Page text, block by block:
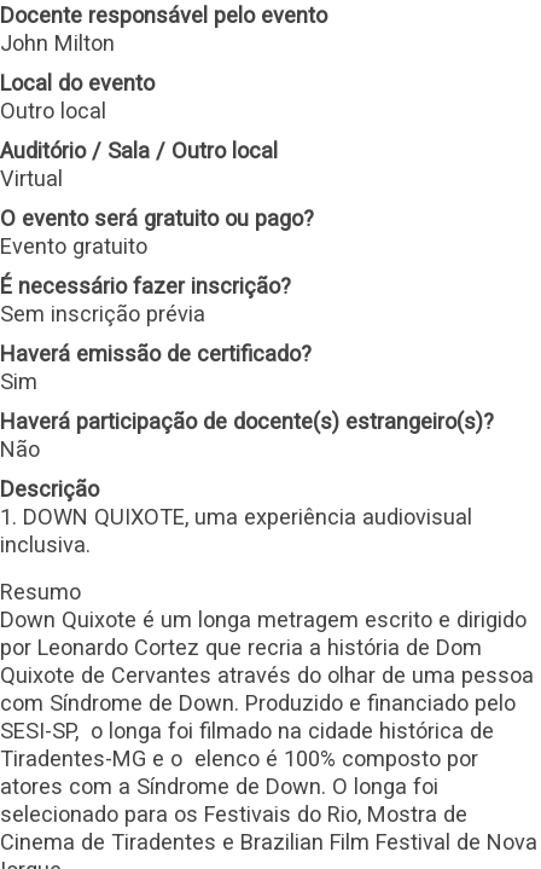
Docente responsável pelo evento
John Milton
Local do evento
Outro local
Auditório / Sala / Outro local
Virtual
O evento será gratuito ou pago?
Evento gratuito
É necessário fazer inscrição?
Sem inscrição prévia
Haverá emissão de certificado?
Sim
Haverá participação de docente(s) estrangeiro(s)?
Não
Descrição
1. DOWN QUIXOTE, uma experiência audiovisual
inclusiva.
Resumo
Down Quixote é um longa metragem escrito e dirigido
por Leonardo Cortez que recria a história de Dom
Quixote de Cervantes através do olhar de uma pessoa
com Síndrome de Down. Produzido e financiado pelo
SESI-SP, o longa foi filmado na cidade histórica de
Tiradentes-MG e o elenco é 100% composto por
atores com a Síndrome de Down. O longa foi
selecionado para os Festivais do Rio, Mostra de
Cinema de Tiradentes e Brazilian Film Festival de Nova